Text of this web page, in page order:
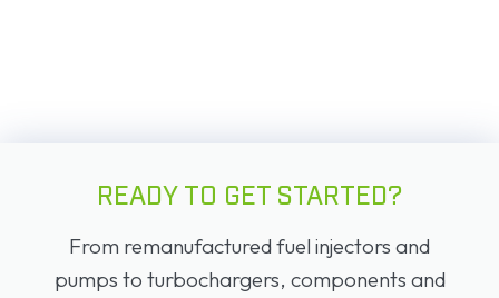
READY TO GET STARTED?
From remanufactured fuel injectors and
pumps to turbochargers, components and